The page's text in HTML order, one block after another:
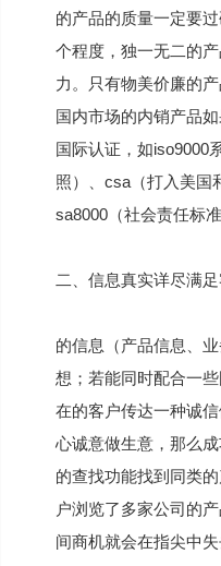
的产品的质量一定要
个程度，独一无二的
力。只有物美价廉的
国内市场的内销产品
国际认证，如iso9000
照）、csa（打入美国
sa8000（社会责任标
二、信息真实详尽满
的信息（产品信息、
想；若能同时配合一
在的客户传达一种诚
心诚意做生意，那么
的查找功能找到同类
户浏览了多家公司的
间商机就会在指尖中失